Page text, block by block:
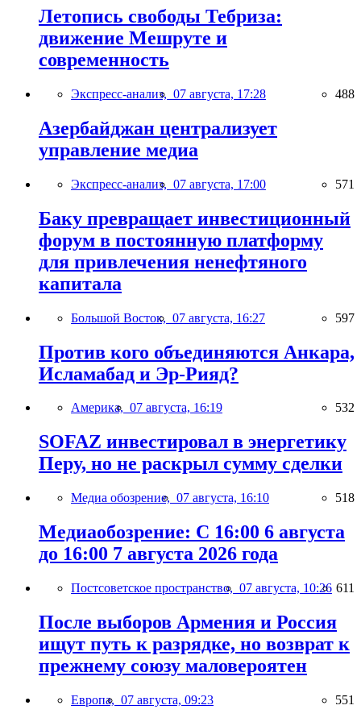
Летопись свободы Тебриза:
движение Мешруте и
современность
Экспресс-анализ, 07 августа, 17:28 488
Азербайджан централизует
управление медиа
Экспресс-анализ, 07 августа, 17:00 571
Баку превращает инвестиционный
форум в постоянную платформу
для привлечения ненефтяного
капитала
Большой Восток, 07 августа, 16:27 597
Против кого объединяются Анкара,
Исламабад и Эр-Рияд?
Америка, 07 августа, 16:19 532
SOFAZ инвестировал в энергетику
Перу, но не раскрыл сумму сделки
Медиа обозрение, 07 августа, 16:10 518
Медиаобозрение: С 16:00 6 августа
до 16:00 7 августа 2026 года
Постсоветское пространство, 07 августа, 10:26 611
После выборов Армения и Россия
ищут путь к разрядке, но возврат к
прежнему союзу маловероятен
Европа, 07 августа, 09:23 551